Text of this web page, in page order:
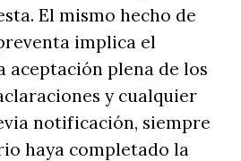
El mismo hecho de
implica el
aceptación plena de los
y cualquier
notificación, siempre
haya completado la